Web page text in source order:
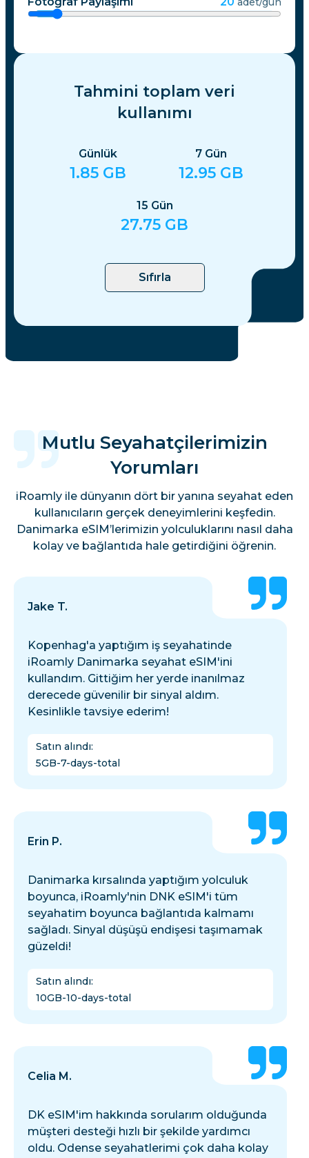
Tahmini toplam veri
kullanımı
Günlük
1.85 GB
7 Gün
12.95 GB
15 Gün
27.75 GB
Sıfırla
Mutlu Seyahatçilerimizin
Yorumları
iRoamly ile dünyanın dört bir yanına seyahat eden
kullanıcıların gerçek deneyimlerini keşfedin.
Danimarka eSIM’lerimizin yolculuklarını nasıl daha
kolay ve bağlantıda hale getirdiğini öğrenin.
Jake T.
Kopenhag'a yaptığım iş seyahatinde
iRoamly Danimarka seyahat eSIM'ini
kullandım. Gittiğim her yerde inanılmaz
derecede güvenilir bir sinyal aldım.
Kesinlikle tavsiye ederim!
Satın alındı:
5GB-7-days-total
Erin P.
Danimarka kırsalında yaptığım yolculuk
boyunca, iRoamly'nin DNK eSIM'i tüm
seyahatim boyunca bağlantıda kalmamı
sağladı. Sinyal düşüşü endişesi taşımamak
güzeldi!
Satın alındı:
10GB-10-days-total
Celia M.
DK eSIM'im hakkında sorularım olduğunda
müşteri desteği hızlı bir şekilde yardımcı
oldu. Odense seyahatlerimi çok daha kolay